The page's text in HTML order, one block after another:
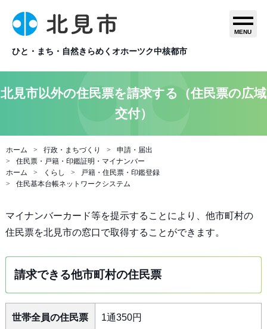
ひと・まち・自然きらめくオホーツク中核都市
MENU
北見市以外の住民票を請求する（住民票の広域
交付）
ホーム 行政・まちづくり
申請・届出
住民票・戸籍・印鑑証明・マイナンバー
ホーム
くらし
戸籍・住民票・印鑑登録
住民基本台帳ネットワークシステム
マイナンバーカード等を提示することにより、他市町村の
住民票を北見市の窓口で取得することができます。
請求できる他市町村の住民票
世帯全員の住民票 1通350円